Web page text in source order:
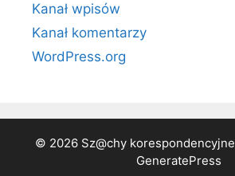
Kanał wpisów
Kanał komentarzy
WordPress.org
© 2026 Sz@chy korespondencyjne
GeneratePress